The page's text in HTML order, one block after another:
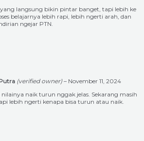
langsung bikin pintar banget, tapi lebih ke
belajarnya lebih rapi, lebih ngerti arah, dan
ngejar PTN.
(verified owner) – November 11, 2024
naik turun nggak jelas. Sekarang masih
lebih ngerti kenapa bisa turun atau naik.